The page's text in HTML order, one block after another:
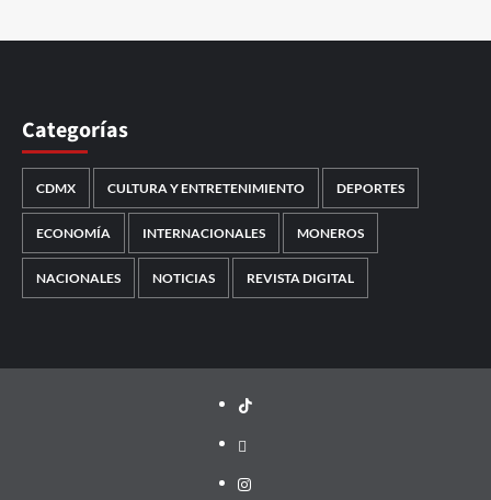
Categorías
CDMX CULTURA Y ENTRETENIMIENTO DEPORTES
ECONOMÍA INTERNACIONALES MONEROS
NACIONALES NOTICIAS REVISTA DIGITAL
TikTok
threads
Instagram